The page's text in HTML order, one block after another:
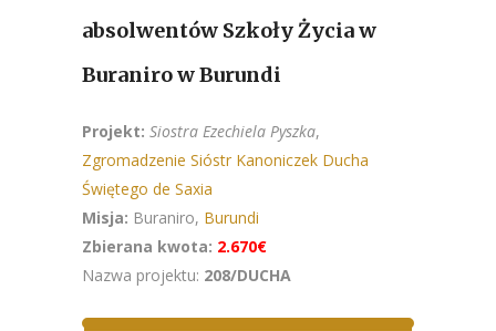
absolwentów Szkoły Życia w
Buraniro w Burundi
Projekt: Siostra Ezechiela Pyszka,
Zgromadzenie Sióstr Kanoniczek Ducha
Świętego de Saxia
Misja: Buraniro, Burundi
Zbierana kwota: 2.670€
Nazwa projektu: 208/DUCHA